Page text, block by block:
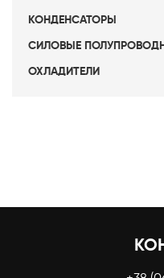
КОНДЕНСАТОРЫ
СИЛОВЫЕ
ОХЛАДИТЕЛИ